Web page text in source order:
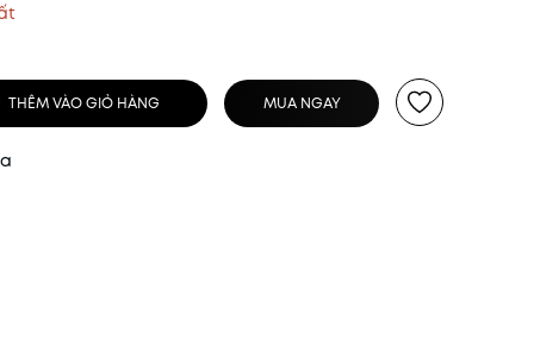
THÊM VÀO GIỎ HÀNG MUA NGAY